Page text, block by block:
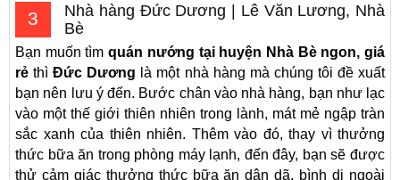
3
Nhà hàng Đức Dương | Lê Văn Lương, Nhà
Bè
Bạn muốn tìmquán nướng tại huyện Nhà Bè ngon, giá
rẻ thìĐức Dương là một nhà hàng mà chúng tôi đề xuất
bạn nên lưu ý đến. Bước chân vào nhà hàng, bạn như lạc
vào một thế giới thiên nhiên trong lành, mát mẻ ngập tràn
sắc xanh của thiên nhiên. Thêm vào đó, thay vì thưởng
thức bữa ăn trong phòng máy lạnh, đến đây, bạn sẽ được
thử cảm giác thưởng thức bữa ăn dân dã, bình dị ngoài